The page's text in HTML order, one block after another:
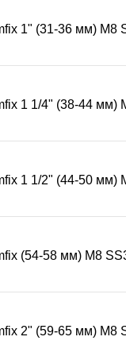
хомут Formfix?
и
для подвесного
шпильку
применения?
фиксируемого
объект,
хомут к
хомут на
снимите хомут
1" (31-36 мм) М8
1 1/4" (38-44 мм)
1 1/2" (44-50 мм)
(54-58 мм) М8
2" (59-65 мм) М8